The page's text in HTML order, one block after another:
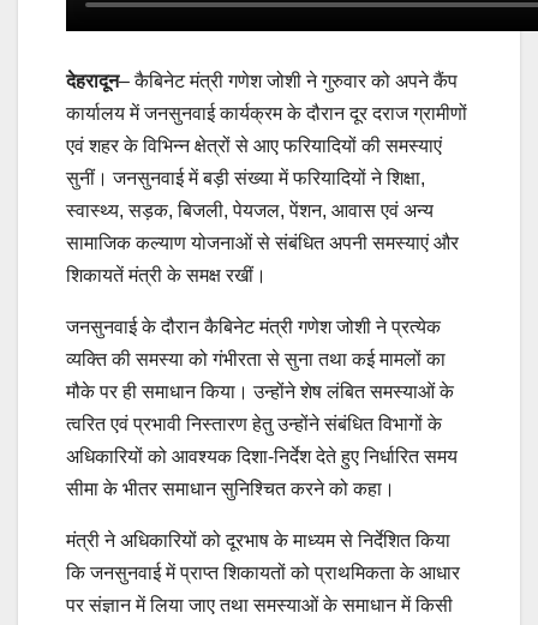
देहरादून– कैबिनेट मंत्री गणेश जोशी ने गुरुवार को अपने कैंप
कार्यालय में जनसुनवाई कार्यक्रम के दौरान दूर दराज ग्रामीणों
एवं शहर के विभिन्न क्षेत्रों से आए फरियादियों की समस्याएं
सुनीं। जनसुनवाई में बड़ी संख्या में फरियादियों ने शिक्षा,
स्वास्थ्य, सड़क, बिजली, पेयजल, पेंशन, आवास एवं अन्य
सामाजिक कल्याण योजनाओं से संबंधित अपनी समस्याएं और
शिकायतें मंत्री के समक्ष रखीं।
जनसुनवाई के दौरान कैबिनेट मंत्री गणेश जोशी ने प्रत्येक
व्यक्ति की समस्या को गंभीरता से सुना तथा कई मामलों का
मौके पर ही समाधान किया। उन्होंने शेष लंबित समस्याओं के
त्वरित एवं प्रभावी निस्तारण हेतु उन्होंने संबंधित विभागों के
अधिकारियों को आवश्यक दिशा-निर्देश देते हुए निर्धारित समय
सीमा के भीतर समाधान सुनिश्चित करने को कहा।
मंत्री ने अधिकारियों को दूरभाष के माध्यम से निर्देशित किया
कि जनसुनवाई में प्राप्त शिकायतों को प्राथमिकता के आधार
पर संज्ञान में लिया जाए तथा समस्याओं के समाधान में किसी